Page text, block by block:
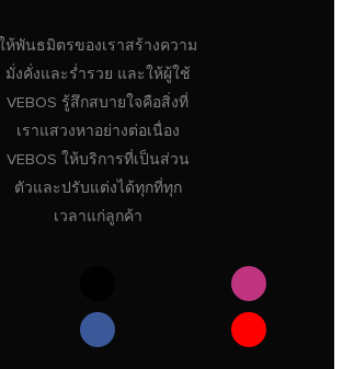
ให้พันธมิตรของเราสร้างความ
มั่งคั่งและร่ำรวย และให้ผู้ใช้
VEBOS รู้สึกสบายใจคือสิ่งที่
เราแสวงหาอย่างต่อเนื่อง
VEBOS ให้บริการที่เป็นส่วน
ตัวและปรับแต่งได้ทุกที่ทุก
เวลาแก่ลูกค้า